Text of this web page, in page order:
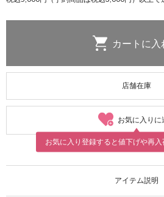
店舗在庫
お気に入りに
お気に入り登録すると値下げや再
アイテム説明